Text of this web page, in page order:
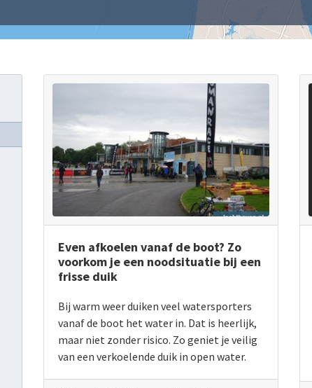
Even afkoelen vanaf de boot? Zo
voorkom je een noodsituatie bij een
frisse duik
Bij warm weer duiken veel watersporters
vanaf de boot het water in. Dat is heerlijk,
maar niet zonder risico. Zo geniet je veilig
van een verkoelende duik in open water.